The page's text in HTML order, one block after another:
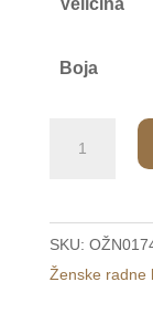
Veličina
Boja
papuče
plave
/SUPER/
SKU:
Ženske radne